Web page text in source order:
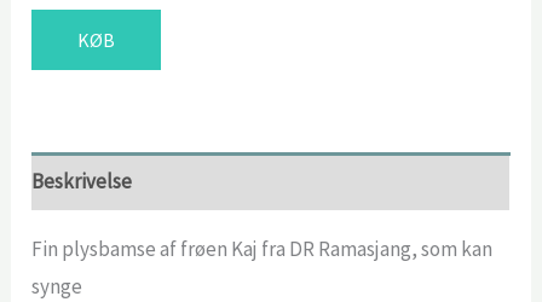
KØB
Beskrivelse
Fin plysbamse af frøen Kaj fra DR Ramasjang, som kan
synge